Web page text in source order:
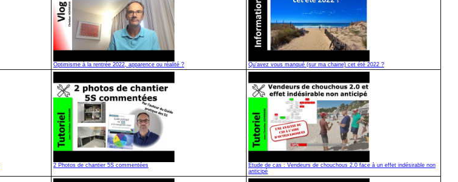
Optimisme à la rentrée 2022, apparence ou réalité ? Qu'avez vous manqué (sur ma chaine) cet été 2022 ?
2 Photos de chantier 5S commentées
Etude de cas : Vendeurs de chouchous 2.0 face à un effet indésirable non
anticipé